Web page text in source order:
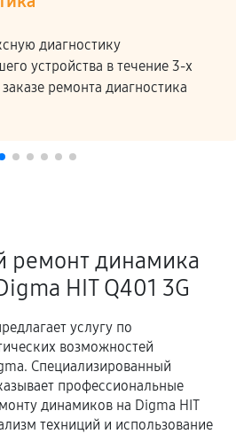
диагностику
устройства в течение 3-х
ремонта диагностика
ремонт динамика
HIT Q401 3G
услугу по
возможностей
Специализированный
профессиональные
динамиков на Digma HIT
техниций и использование